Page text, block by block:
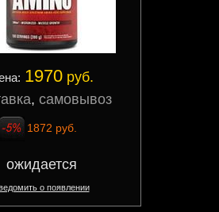
1970руб.
, самовывоз
1872 руб.
ожидается
о появлении